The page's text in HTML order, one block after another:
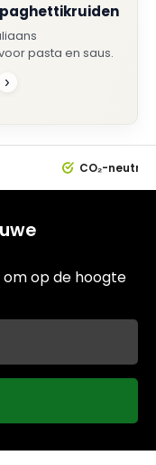
pasta en saus.
›
CO₂-
om op de hoogte